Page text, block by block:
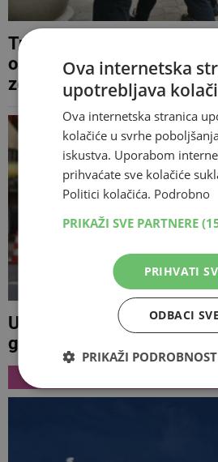
Tužiteljstvu predan
osumnjičen da je usmrtio
zeta
Uhićen osumnjičeni za
godišnjaka u Sarajevu
Ova internetska
upotrebljava
Ova internetska stranica
kolačiće u svrhe
iskustva. Uporabom
prihvaćate sve kolačiće
Politici kolačića. Podrobno
PRIKAŽI SVE PARTNERE
PRIHVATI
ODBACI SVE
PRIKAŽI